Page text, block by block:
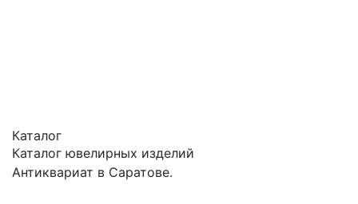
Каталог
Каталог ювелирных изделий
Антиквариат в Саратове.